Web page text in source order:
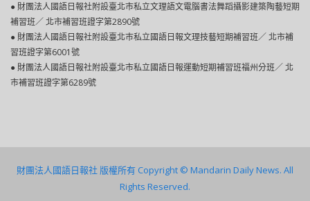
● 財團法人國語日報社附設臺北市私立文理語文電腦書法舞蹈攝影建築陶藝短期
補習班／ 北市補習班證字第2890號
● 財團法人國語日報社附設臺北巿私立國語日報文理技藝短期補習班／ 北市補
習班證字第6001號
● 財團法人國語日報社附設臺北市私立國語日報運動短期補習班福州分班／ 北
市補習班證字第6289號
財團法人國語日報社 版權所有 Copyright © Mandarin Daily News. All
Rights Reserved.